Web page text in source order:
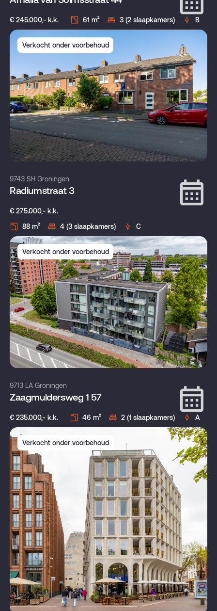
€ 245.000,- k.k. 61 m² 3 (2 slaapkamers) B
Verkocht onder voorbehoud
9743 SH Groningen
Radiumstraat 3
€ 275.000,- k.k.
88 m²
4 (3 slaapkamers) C
Verkocht onder voorbehoud
9713 LA Groningen
Zaagmuldersweg 1 57
€ 235.000,- k.k. 46 m² 2 (1 slaapkamers) A
Verkocht onder voorbehoud